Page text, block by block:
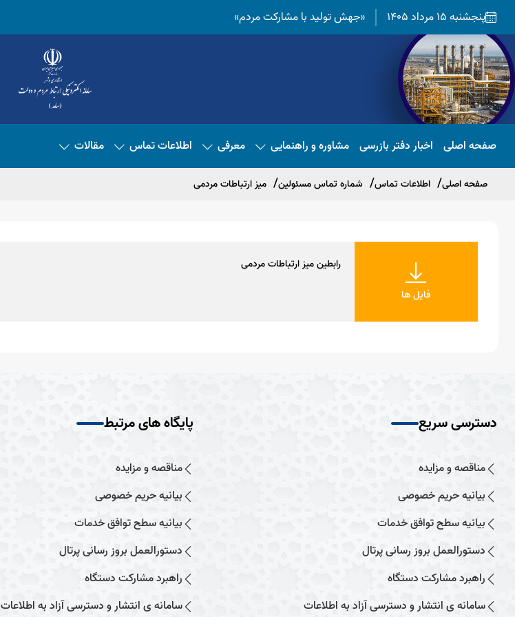
پنجشنبه 15 مرداد 1405 «جهش تولید با مشارکت مردم»
صفحه اصلی اخبار دفتر بازرسی مشاوره و راهنمایی معرفی اطلاعات تماس مقالات
صفحه اصلی اطلاعات تماس شماره تماس مسئولین میز ارتباطات مردمی
فایل ها
رابطین میز ارتباطات مردمی
دسترسی سریع
مناقصه و مزایده
بیانیه حریم خصوصی
بیانیه سطح توافق خدمات
دستورالعمل بروز رسانی پرتال
راهبرد مشارکت دستگاه
سامانه ی انتشار و دسترسی آزاد به اطلاعات
پایگاه های مرتبط
مناقصه و مزایده
بیانیه حریم خصوصی
بیانیه سطح توافق خدمات
دستورالعمل بروز رسانی پرتال
راهبرد مشارکت دستگاه
سامانه ی انتشار و دسترسی آزاد به اطلاعات